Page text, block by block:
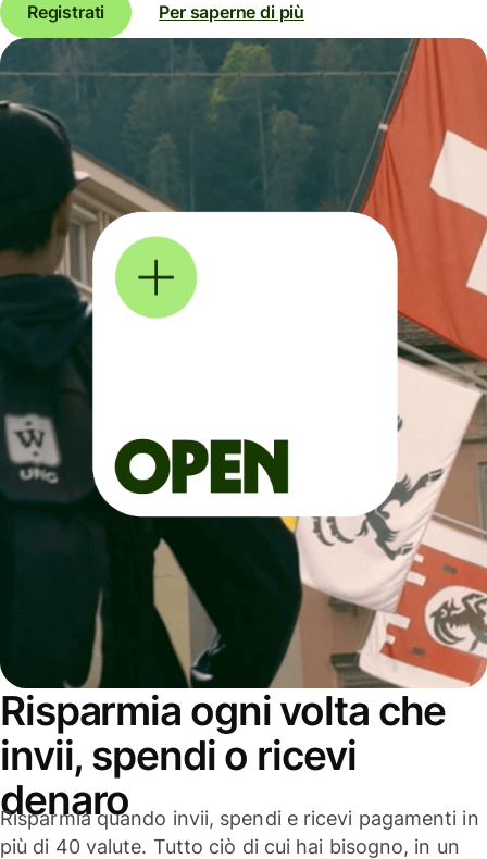
Registrati Per saperne di più
Risparmia ogni volta che
invii, spendi o ricevi
denaro
Risparmia quando invii, spendi e ricevi pagamenti in
più di 40 valute. Tutto ciò di cui hai bisogno, in un